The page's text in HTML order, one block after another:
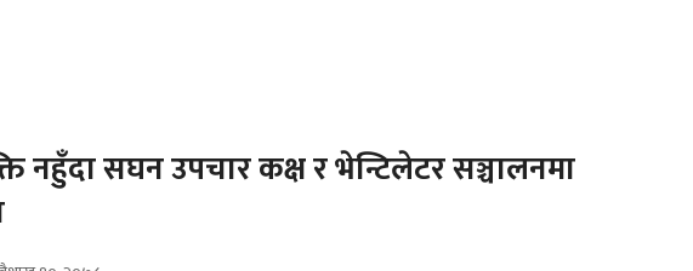
नहुँदा सघन उपचार कक्ष र भेन्टिलेटर सञ्चालनमा